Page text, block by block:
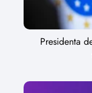
Presidenta